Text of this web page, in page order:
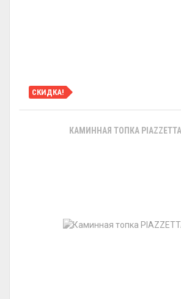
СКИДКА!
КАМИННАЯ ТОПКА PIAZZETTA